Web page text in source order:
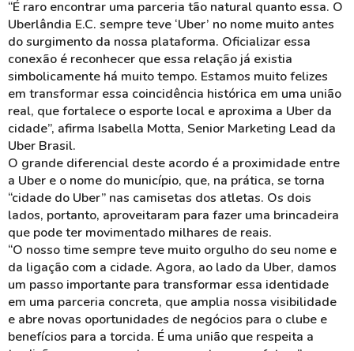
“É raro encontrar uma parceria tão natural quanto essa. O
Uberlândia E.C. sempre teve ‘Uber’ no nome muito antes
do surgimento da nossa plataforma. Oficializar essa
conexão é reconhecer que essa relação já existia
simbolicamente há muito tempo. Estamos muito felizes
em transformar essa coincidência histórica em uma união
real, que fortalece o esporte local e aproxima a Uber da
cidade”, afirma Isabella Motta, Senior Marketing Lead da
Uber Brasil.
O grande diferencial deste acordo é a proximidade entre
a Uber e o nome do município, que, na prática, se torna
“cidade do Uber” nas camisetas dos atletas. Os dois
lados, portanto, aproveitaram para fazer uma brincadeira
que pode ter movimentado milhares de reais.
“O nosso time sempre teve muito orgulho do seu nome e
da ligação com a cidade. Agora, ao lado da Uber, damos
um passo importante para transformar essa identidade
em uma parceria concreta, que amplia nossa visibilidade
e abre novas oportunidades de negócios para o clube e
benefícios para a torcida. É uma união que respeita a